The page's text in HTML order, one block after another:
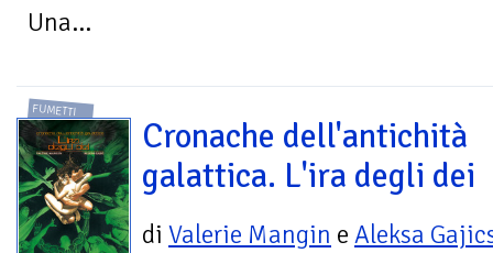
Una...
FUMETTI
Cronache dell'antichità
galattica. L'ira degli dei
di Valerie Mangin e Aleksa